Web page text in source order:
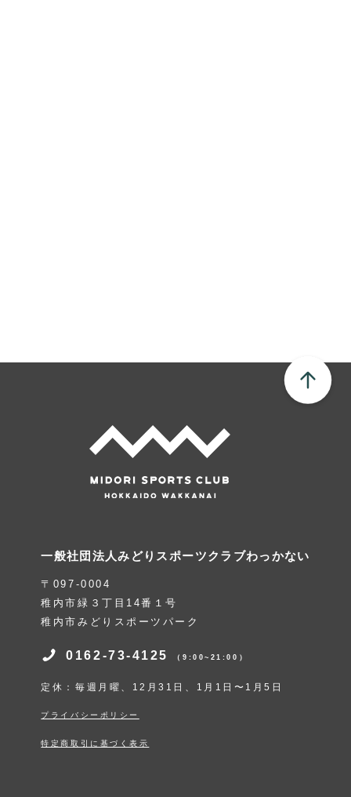
一般社団法人みどりスポーツクラブわっかない
〒097-0004
稚内市緑３丁目14番１号
稚内市みどりスポーツパーク
0162-73-4125 （9:00~21:00）
定休：毎週月曜、12月31日、1月1日〜1月5日
プライバシーポリシー
特定商取引に基づく表示